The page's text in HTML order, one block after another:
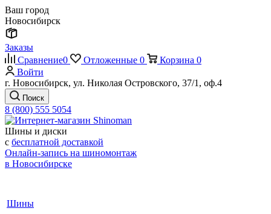
Ваш город
Новосибирск
Заказы
Сравнение0 Отложенные 0 Корзина 0
Войти
г. Новосибирск, ул. Николая Островского, 37/1, оф.4
Поиск
8 (800) 555 5054
Шины и диски
с бесплатной доставкой
Онлайн-запись на шиномонтаж
в Новосибирске
Шины